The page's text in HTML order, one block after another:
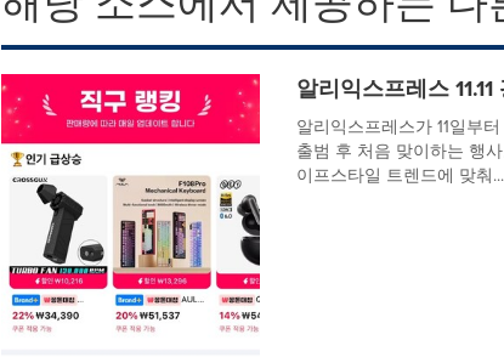
알리익스프레스
알리익스프레스가 11일부
출범 후 처음 맞이하는 행
이프스타일 트렌드에 맞춰...